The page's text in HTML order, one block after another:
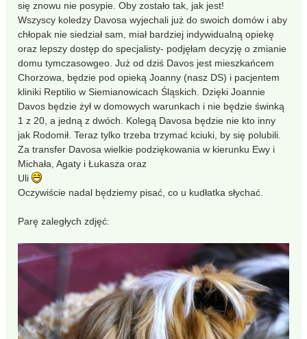
się znowu nie posypie. Oby zostało tak, jak jest!
Wszyscy koledzy Davosa wyjechali już do swoich domów i aby
chłopak nie siedział sam, miał bardziej indywidualną opiekę
oraz lepszy dostęp do specjalisty- podjęłam decyzję o zmianie
domu tymczasowgeo. Już od dziś Davos jest mieszkańcem
Chorzowa, będzie pod opieką Joanny (nasz DS) i pacjentem
kliniki Reptilio w Siemianowicach Śląskich. Dzięki Joannie
Davos będzie żył w domowych warunkach i nie będzie świnką
1 z 20, a jedną z dwóch. Kolegą Davosa będzie nie kto inny
jak Rodomił. Teraz tylko trzeba trzymać kciuki, by się polubili.
Za transfer Davosa wielkie podziękowania w kierunku Ewy i
Michała, Agaty i Łukasza oraz
Uli
Oczywiście nadal będziemy pisać, co u kudłatka słychać.
Parę zaległych zdjęć: